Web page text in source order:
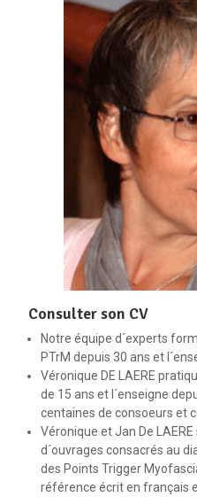
Consulter son CV
Notre équipe d´experts
PTrM depuis 30 ans et
Véronique DE LAERE
de 15 ans et l´enseigne
centaines de consoeurs et
Véronique et Jan De
d´ouvrages consacrés au
des Points Trigger
référence écrit en français